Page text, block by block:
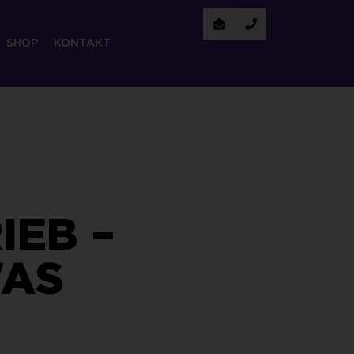
SHOP KONTAKT
–